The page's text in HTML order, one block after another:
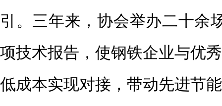
引。三年来，协会举办二十余
项技术报告，使钢铁企业与优
低成本实现对接，带动先进节